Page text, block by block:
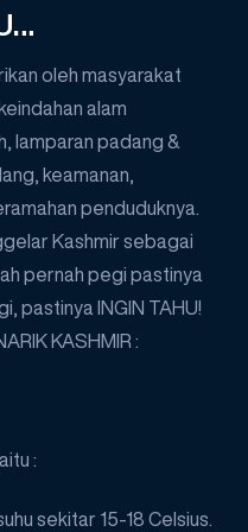
oleh masyarakat
alam
lamparan padang &
keamanan,
penduduknya.
Kashmir sebagai
pernah pegi pastinya
pastinya INGIN TAHU!
KASHMIR :
:
sekitar 15-18 Celsius.